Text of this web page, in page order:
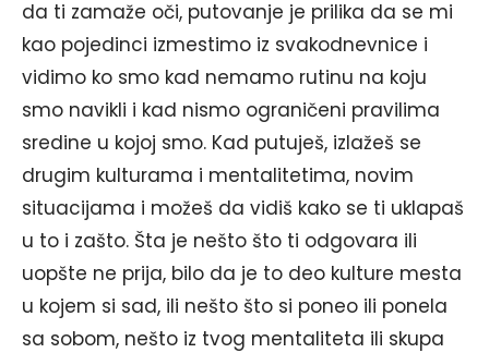
da ti zamaže oči, putovanje je prilika da se mi
kao pojedinci izmestimo iz svakodnevnice i
vidimo ko smo kad nemamo rutinu na koju
smo navikli i kad nismo ograničeni pravilima
sredine u kojoj smo. Kad putuješ, izlažeš se
drugim kulturama i mentalitetima, novim
situacijama i možeš da vidiš kako se ti uklapaš
u to i zašto. Šta je nešto što ti odgovara ili
uopšte ne prija, bilo da je to deo kulture mesta
u kojem si sad, ili nešto što si poneo ili ponela
sa sobom, nešto iz tvog mentaliteta ili skupa